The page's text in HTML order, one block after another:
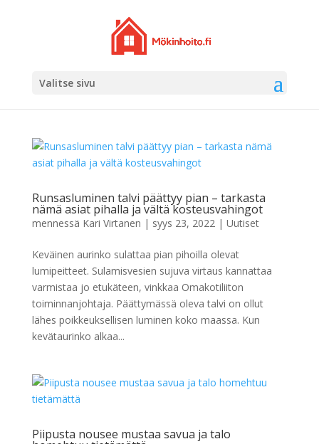
Valitse sivu
Runsasluminen talvi päättyy pian – tarkasta
nämä asiat pihalla ja vältä kosteusvahingot
mennessä Kari Virtanen | syys 23, 2022| Uutiset
Keväinen aurinko sulattaa pian pihoilla olevat
lumipeitteet. Sulamisvesien sujuva virtaus kannattaa
varmistaa jo etukäteen, vinkkaa Omakotiliiton
toiminnanjohtaja. Päättymässä oleva talvi on ollut
lähes poikkeuksellisen luminen koko maassa. Kun
kevätaurinko alkaa...
Piipusta nousee mustaa savua ja talo